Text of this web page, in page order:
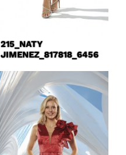
215_NATY
JIMENEZ_817818_6456